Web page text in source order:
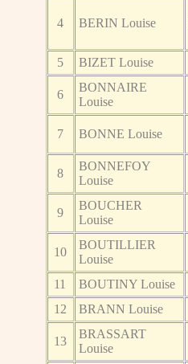
4 BERIN Louise
5 BIZET Louise
6
BONNAIRE
Louise
7 BONNE Louise
8
BONNEFOY
Louise
9
BOUCHER
Louise
10
BOUTILLIER
Louise
11 BOUTINY Louise
12
BRANN Louise
13
BRASSART
Louise